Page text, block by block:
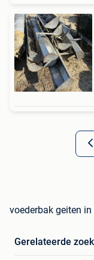
voederbak geiten
Gerelateerde